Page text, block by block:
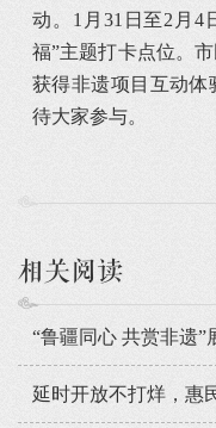
动。1月31日至2月4
福”主题打卡点位。
获得非遗项目互动体
待大家参与。
相关阅读